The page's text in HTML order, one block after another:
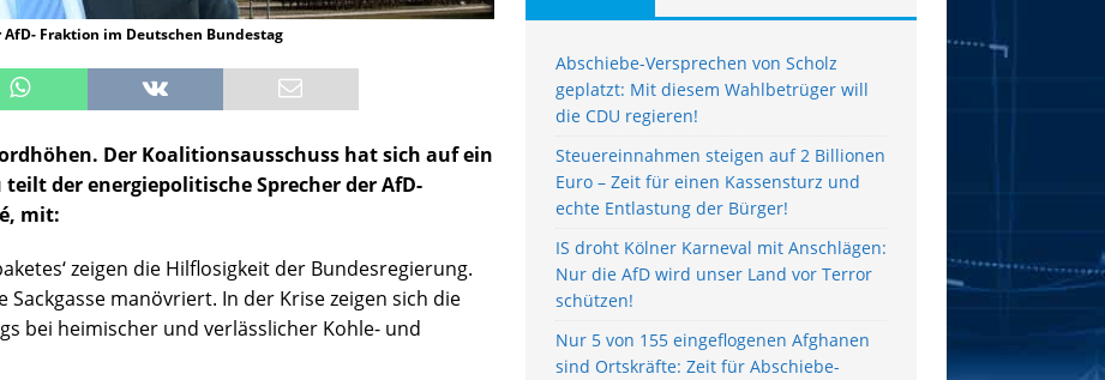
Fraktion im Deutschen Bundestag
Der Koalitionsausschuss hat sich auf ein
teilt der energiepolitische Sprecher der AfD-
mit:
zeigen die Hilflosigkeit der Bundesregierung.
manövriert. In der Krise zeigen sich die
bei heimischer und verlässlicher Kohle- und
Abschiebe-Versprechen von Scholz
geplatzt: Mit diesem Wahlbetrüger will
die CDU regieren!
Steuereinnahmen steigen auf 2 Billionen
Euro – Zeit für einen Kassensturz und
echte Entlastung der Bürger!
IS droht Kölner Karneval mit Anschlägen:
Nur die AfD wird unser Land vor Terror
schützen!
Nur 5 von 155 eingeflogenen Afghanen
sind Ortskräfte: Zeit für Abschiebe-